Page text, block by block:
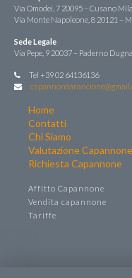
Via Omodei, 7 20095 – Cusano
Via Monte Napoleone, 8 20121 –
Sede Legale
Via Pepe, 9 20037 – Paderno
Tel +39 02 64136136
Home
Contatti
Chi Siamo
Valutazione Capannone
Richiesta Capannone
Affitto Capannone
Vendita capannone
Tariffe